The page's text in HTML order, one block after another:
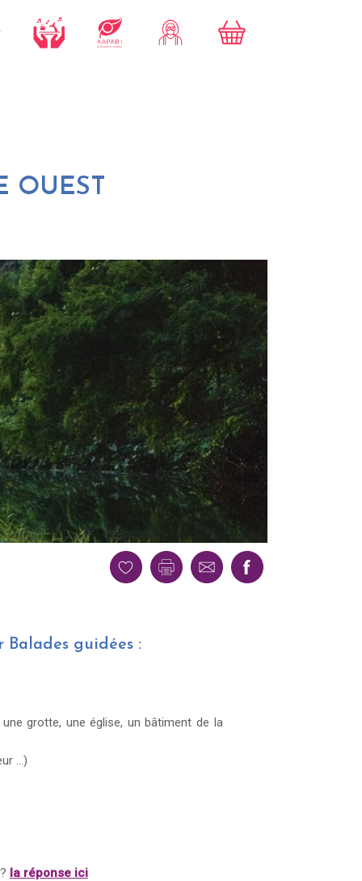
OUEST
Balades guidées :
grotte, une église, un bâtiment de la
...)
la réponse ici